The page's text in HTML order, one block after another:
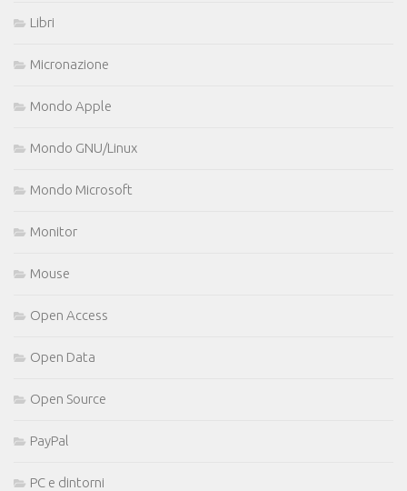
Libri
Micronazione
Mondo Apple
Mondo GNU/Linux
Mondo Microsoft
Monitor
Mouse
Open Access
Open Data
Open Source
PayPal
PC e dintorni